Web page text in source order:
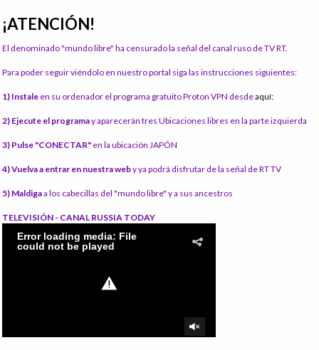
¡ATENCIÓN!
El denominado "mundo libre" ha censurado la señal del canal ruso de TV RT.
Para poder seguir viéndolo en nuestro portal siga las instrucciones siguientes:
1) Instale en su ordenador el programa gratuito Proton VPN desdeaquí:
2) Ejecute el programay aparecerán tres Ubicaciones libres en la parte izquierda
3) Pulse "CONECTAR" en la ubicación JAPÓN
4) Vuelva a entrar en nuestra weby ya podrá disfrutar de la señal de RT TV
5) Maldigaa los cabecillas del "mundo libre" y a sus ancestros
TELEVISIÓN - CANAL RUSSIA TODAY